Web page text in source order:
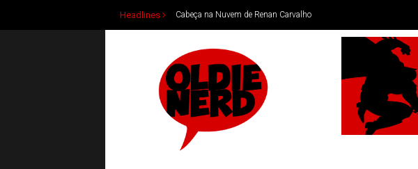
Headlines Cabeça na Nuvem de Renan Carvalho
Os Agentes do Caos de Fábio Fernandes
Oldie Nerd Podcast #005 A última história do Quarteto Fantástico
Nada Floresceu em 99, HQ Inspirada no mito do Velho do Saco
Oldie Nerd Podcast #004 Someplace Strange de Ann Nocenti e